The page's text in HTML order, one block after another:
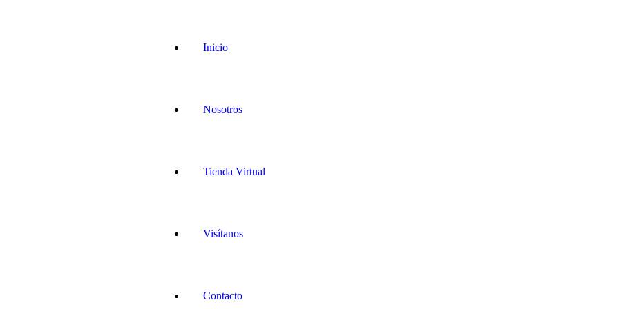
Inicio
Nosotros
Tienda Virtual
Visítanos
Contacto